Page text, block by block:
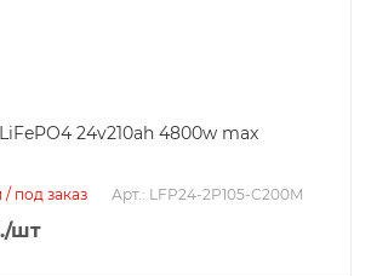
24v210ah 4800w max
под заказ Арт.: LFP24-2P105-C200M
/шт